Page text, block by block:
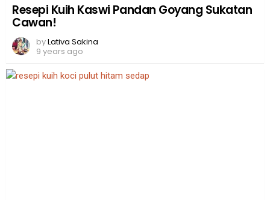
Resepi Kuih Kaswi Pandan Goyang Sukatan
Cawan!
byLativa Sakina
9 years ago